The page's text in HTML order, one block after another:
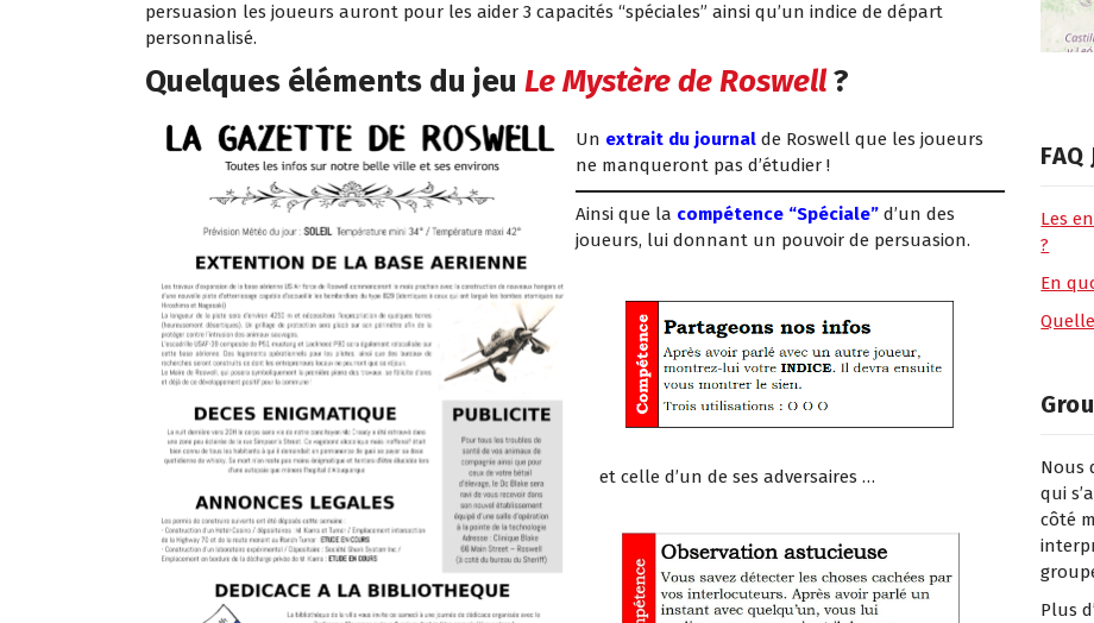
persuasion les joueurs auront pour les aider 3 capacités “spéciales” ainsi qu’un indice de départ
personnalisé.
Quelques éléments du jeu Le Mystère de Roswell?
Un extrait du journalde Roswell que les joueurs
ne manqueront pas d’étudier !
Ainsi que la compétence “Spéciale”d’un des
joueurs, lui donnant un pouvoir de persuasion.
et celle d’un de ses adversaires …
Les
?
En
Nous
qui
côté
Plus